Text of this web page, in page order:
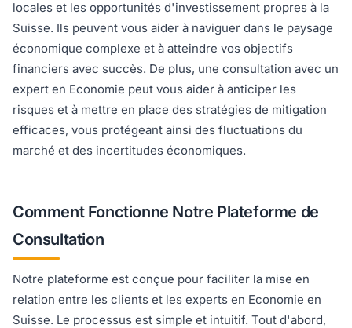
locales et les opportunités d'investissement propres à la
Suisse. Ils peuvent vous aider à naviguer dans le paysage
économique complexe et à atteindre vos objectifs
financiers avec succès. De plus, une consultation avec un
expert en Economie peut vous aider à anticiper les
risques et à mettre en place des stratégies de mitigation
efficaces, vous protégeant ainsi des fluctuations du
marché et des incertitudes économiques.
Comment Fonctionne Notre Plateforme de
Consultation
Notre plateforme est conçue pour faciliter la mise en
relation entre les clients et les experts en Economie en
Suisse. Le processus est simple et intuitif. Tout d'abord,